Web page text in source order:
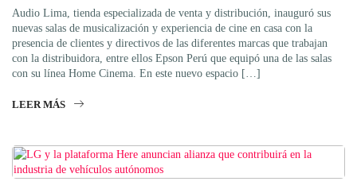
Audio Lima, tienda especializada de venta y distribución, inauguró sus
nuevas salas de musicalización y experiencia de cine en casa con la
presencia de clientes y directivos de las diferentes marcas que trabajan
con la distribuidora, entre ellos Epson Perú que equipó una de las salas
con su línea Home Cinema. En este nuevo espacio […]
LEER MÁS